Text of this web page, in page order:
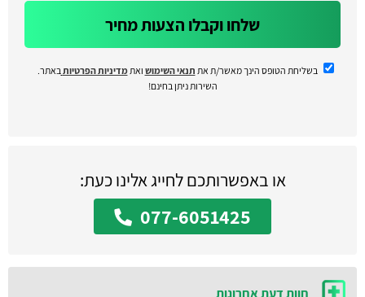
שלחו וקבלו הצעות מחיר
בשליחת הטופס הינך מאשר/ת את תנאי השימוש ואתמדיניות הפרטיותבאתר.
השירות ניתן בחינם!
או באפשרותכם לחייג אלינו כעת:
077-6051425
חוות דעת אחרונות